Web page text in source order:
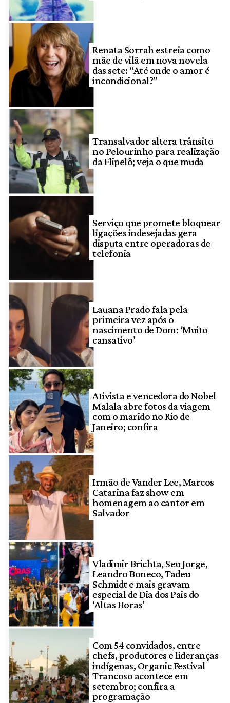
Renata Sorrah estreia como
mãe de vilã em nova novela
das sete: “Até onde o amor é
incondicional?”
Transalvador altera trânsito
no Pelourinho para realização
da Flipelô; veja o que muda
Serviço que promete bloquear
ligações indesejadas gera
disputa entre operadoras de
telefonia
Lauana Prado fala pela
primeira vez após o
nascimento de Dom: ‘Muito
cansativo’
Ativista e vencedora do Nobel
Malala abre fotos da viagem
com o marido no Rio de
Janeiro; confira
Irmão de Vander Lee, Marcos
Catarina faz show em
homenagem ao cantor em
Salvador
Vladimir Brichta, Seu Jorge,
Leandro Boneco, Tadeu
Schmidt e mais gravam
especial de Dia dos Pais do
‘Altas Horas’
Com 54 convidados, entre
chefs, produtores e lideranças
indígenas, Organic Festival
Trancoso acontece em
setembro; confira a
programação